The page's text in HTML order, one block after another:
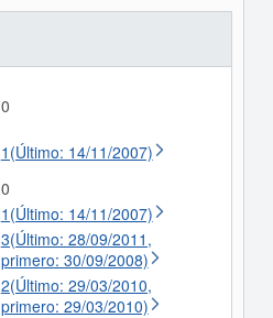
0
1(Último: 14/11/2007)
0
1(Último: 14/11/2007)
3(Último: 28/09/2011,
primero: 30/09/2008)
2(Último: 29/03/2010,
primero: 29/03/2010)